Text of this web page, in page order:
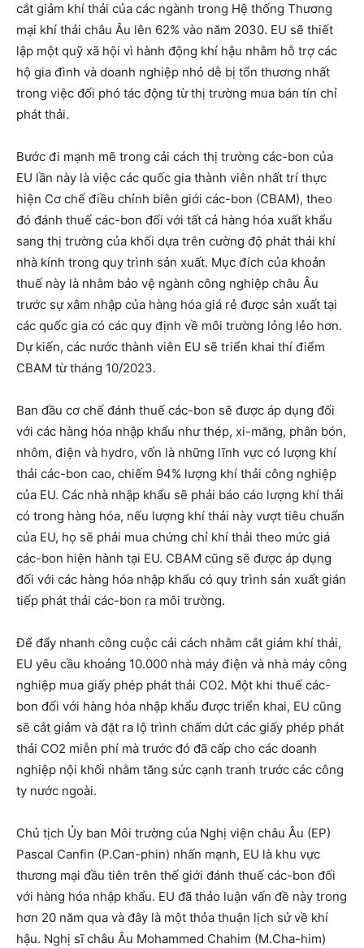
cắt giảm khí thải của các ngành trong Hệ thống Thương
mại khí thải châu Âu lên 62% vào năm 2030. EU sẽ thiết
lập một quỹ xã hội vì hành động khí hậu nhằm hỗ trợ các
hộ gia đình và doanh nghiệp nhỏ dễ bị tổn thương nhất
trong việc đối phó tác động từ thị trường mua bán tín chỉ
phát thải.
Bước đi mạnh mẽ trong cải cách thị trường các-bon của
EU lần này là việc các quốc gia thành viên nhất trí thực
hiện Cơ chế điều chỉnh biên giới các-bon (CBAM), theo
đó đánh thuế các-bon đối với tất cả hàng hóa xuất khẩu
sang thị trường của khối dựa trên cường độ phát thải khí
nhà kính trong quy trình sản xuất. Mục đích của khoản
thuế này là nhằm bảo vệ ngành công nghiệp châu Âu
trước sự xâm nhập của hàng hóa giá rẻ được sản xuất tại
các quốc gia có các quy định về môi trường lỏng lẻo hơn.
Dự kiến, các nước thành viên EU sẽ triển khai thí điểm
CBAM từ tháng 10/2023.
Ban đầu cơ chế đánh thuế các-bon sẽ được áp dụng đối
với các hàng hóa nhập khẩu như thép, xi-măng, phân bón,
nhôm, điện và hydro, vốn là những lĩnh vực có lượng khí
thải các-bon cao, chiếm 94% lượng khí thải công nghiệp
của EU. Các nhà nhập khẩu sẽ phải báo cáo lượng khí thải
có trong hàng hóa, nếu lượng khí thải này vượt tiêu chuẩn
của EU, họ sẽ phải mua chứng chỉ khí thải theo mức giá
các-bon hiện hành tại EU. CBAM cũng sẽ được áp dụng
đối với các hàng hóa nhập khẩu có quy trình sản xuất gián
tiếp phát thải các-bon ra môi trường.
Ðể đẩy nhanh công cuộc cải cách nhằm cắt giảm khí thải,
EU yêu cầu khoảng 10.000 nhà máy điện và nhà máy công
nghiệp mua giấy phép phát thải CO2. Một khi thuế các-
bon đối với hàng hóa nhập khẩu được triển khai, EU cũng
sẽ cắt giảm và đặt ra lộ trình chấm dứt các giấy phép phát
thải CO2 miễn phí mà trước đó đã cấp cho các doanh
nghiệp nội khối nhằm tăng sức cạnh tranh trước các công
ty nước ngoài.
Chủ tịch Ủy ban Môi trường của Nghị viện châu Âu (EP)
Pascal Canfin (P.Can-phin) nhấn mạnh, EU là khu vực
thương mại đầu tiên trên thế giới đánh thuế các-bon đối
với hàng hóa nhập khẩu. EU đã thảo luận vấn đề này trong
hơn 20 năm qua và đây là một thỏa thuận lịch sử về khí
hậu. Nghị sĩ châu Âu Mohammed Chahim (M.Cha-him)